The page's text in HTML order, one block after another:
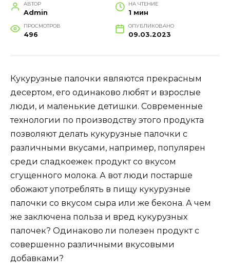
АВТОР
Admin
НА ЧТЕНИЕ
1 мин
ПРОСМОТРОВ
496
ОПУБЛИКОВАНО
09.03.2023
Кукурузные палочки являются прекрасным
десертом, его одинаково любят и взрослые
люди, и маленькие детишки. Современные
технологии по производству этого продукта
позволяют делать кукурузные палочки с
различными вкусами, например, популярен
среди сладкоежек продукт со вкусом
сгущенного молока. А вот люди постарше
обожают употреблять в пищу кукурузные
палочки со вкусом сыра или же бекона. А чем
же заключена польза и вред кукурузных
палочек? Одинаково ли полезен продукт с
совершенно различными вкусовыми
добавками?